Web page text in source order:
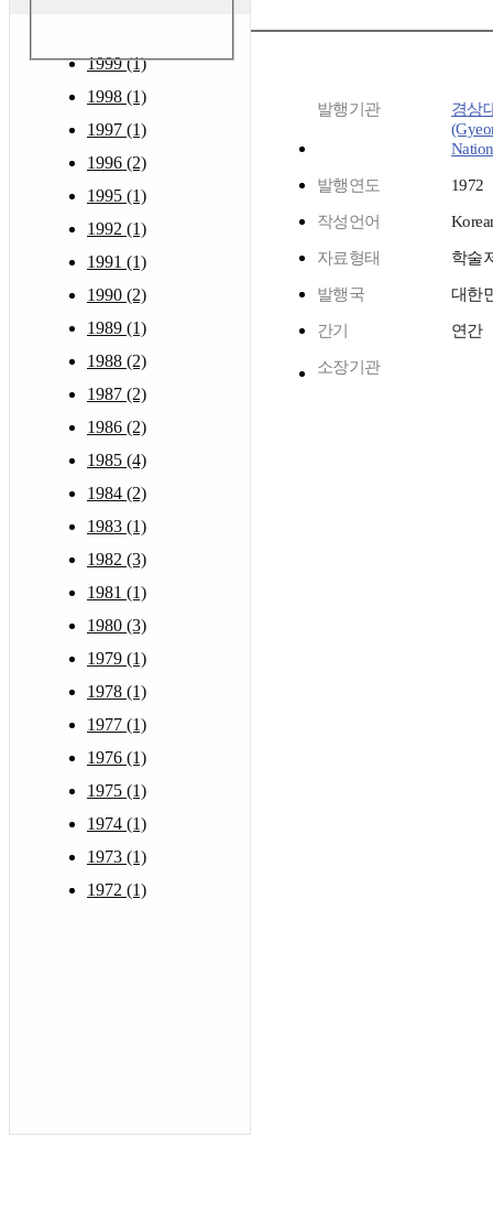
1999 (1)
1998 (1)
1997 (1)
1996 (2)
1995 (1)
1992 (1)
1991 (1)
1990 (2)
1989 (1)
1988 (2)
1987 (2)
1986 (2)
1985 (4)
1984 (2)
1983 (1)
1982 (3)
1981 (1)
1980 (3)
1979 (1)
1978 (1)
1977 (1)
1976 (1)
1975 (1)
1974 (1)
1973 (1)
1972 (1)
발행기관
경상
발행연도 1972
작성언어
자료형태 학술
발행국 대한
간기 연간
소장기관